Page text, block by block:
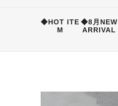
◆HOT ITE
M
◆8月NEW
ARRIVAL